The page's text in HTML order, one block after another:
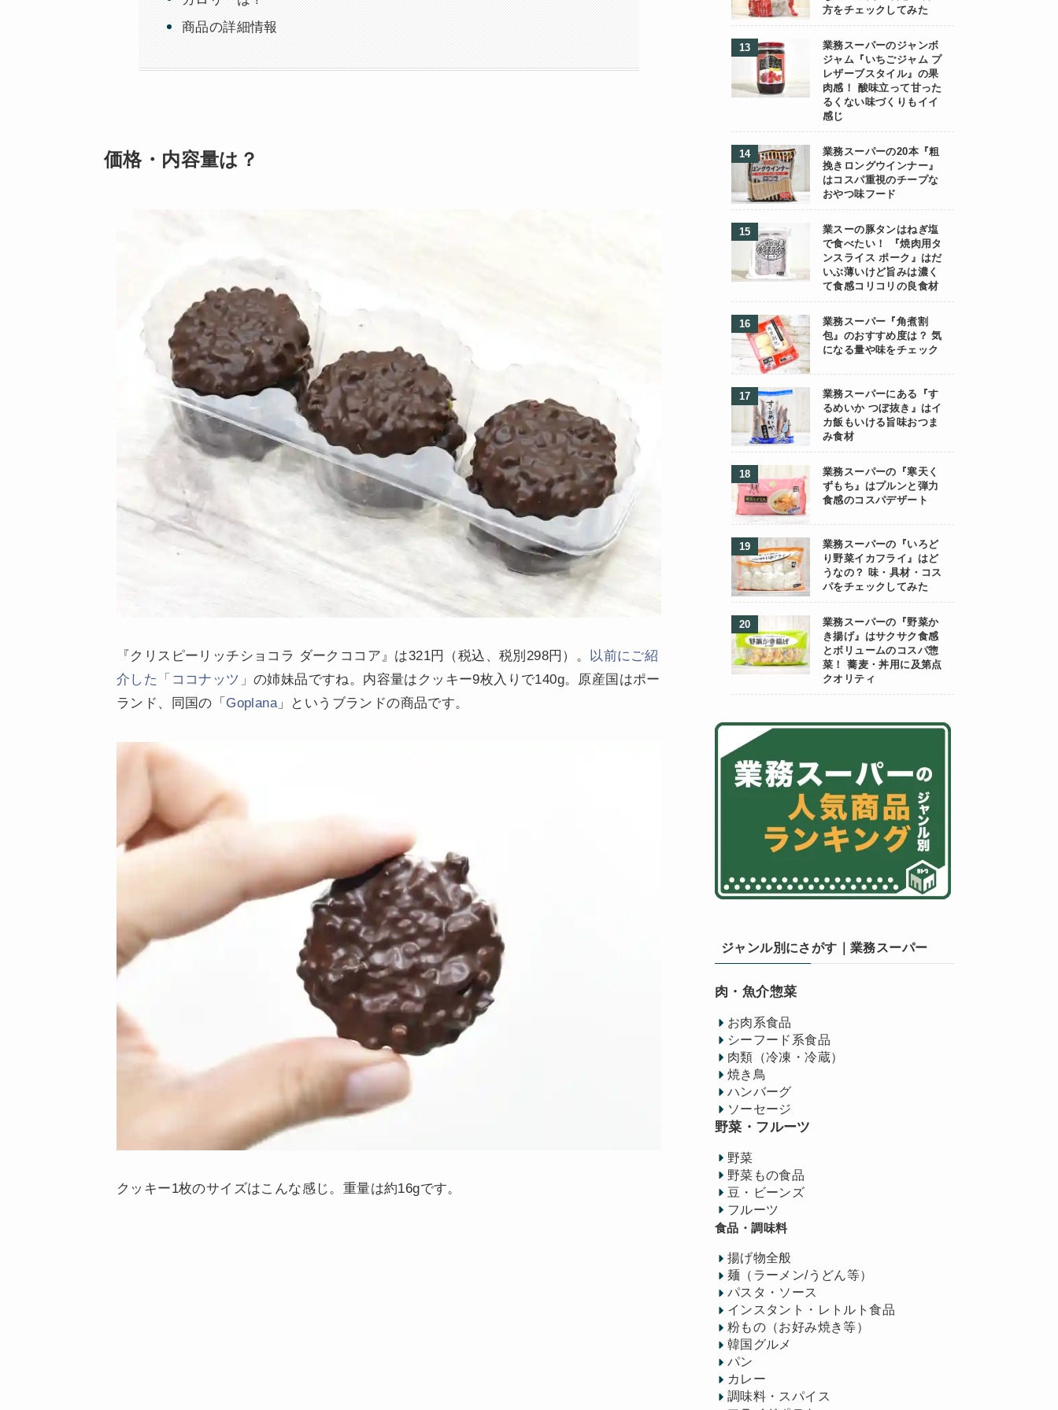
商品の詳細情報
価格・内容量は？
『クリスピーリッチショコラ ダークココア』は321円（税込、税別298円）。 以前にご紹
介した「ココナッツ」 の姉妹品ですね。内容量はクッキー9枚入りで140g。原産国はポー
ランド、同国の「 Goplana」というブランドの商品です。
クッキー1枚のサイズはこんな感じ。重量は約16gです。
方をチェックしてみた
業務スーパーのジャンボ
ジャム『いちごジャム プ
レザーブスタイル』の果
肉感！ 酸味立って甘った
るくない味づくりもイイ
感じ
業務スーパーの20本『粗
挽きロングウインナー』
はコスパ重視のチープな
おやつ味フード
業スーの豚タンはねぎ塩
で食べたい！ 『焼肉用タ
ンスライス ポーク』はだ
いぶ薄いけど旨みは濃く
て食感コリコリの良食材
業務スーパー『角煮割
包』のおすすめ度は？ 気
になる量や味をチェック
業務スーパーにある『す
るめいか つぼ抜き』はイ
カ飯もいける旨味おつま
み食材
業務スーパーの『寒天く
ずもち』はプルンと弾力
食感のコスパデザート
業務スーパーの『いろど
り野菜イカフライ』はど
うなの？ 味・具材・コス
パをチェックしてみた
業務スーパーの『野菜か
き揚げ』はサクサク食感
とボリュームのコスパ惣
菜！ 蕎麦・丼用に及第点
クオリティ
ジャンル別にさがす｜業務スーパー
肉・魚介惣菜
お肉系食品
シーフード系食品
肉類（冷凍・冷蔵）
焼き鳥
ハンバーグ
ソーセージ
野菜・フルーツ
野菜
野菜もの食品
豆・ビーンズ
フルーツ
食品・調味料
揚げ物全般
麺（ラーメン/うどん等）
パスタ・ソース
インスタント・レトルト食品
粉もの（お好み焼き等）
韓国グルメ
パン
カレー
調味料・スパイス